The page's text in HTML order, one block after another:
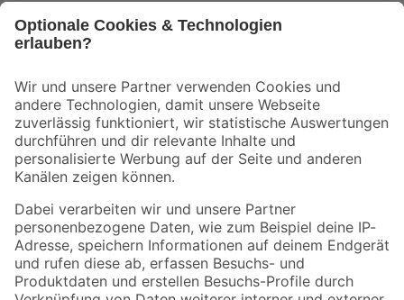
Der toom Newsletter: Keine Angebote und Aktionen mehr verpassen!
Zur Newsletter Anmeldung
Folge uns
Zahlungsarten Versandarten